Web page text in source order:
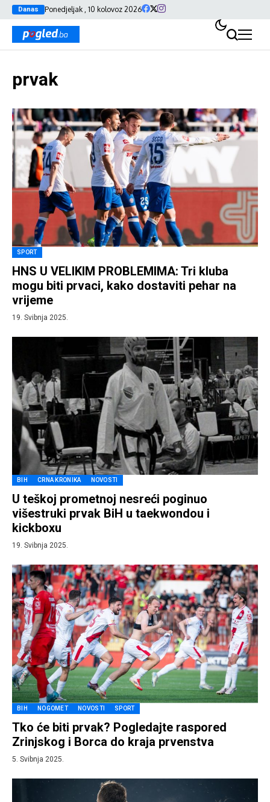
Danas Ponedjeljak , 10 kolovoz 2026
prvak
SPORT
HNS U VELIKIM PROBLEMIMA: Tri kluba
mogu biti prvaci, kako dostaviti pehar na
vrijeme
19. Svibnja 2025.
BIH CRNA KRONIKA NOVOSTI
U teškoj prometnoj nesreći poginuo
višestruki prvak BiH u taekwondou i
kickboxu
19. Svibnja 2025.
BIH NOGOMET NOVOSTI SPORT
Tko će biti prvak? Pogledajte raspored
Zrinjskog i Borca do kraja prvenstva
5. Svibnja 2025.